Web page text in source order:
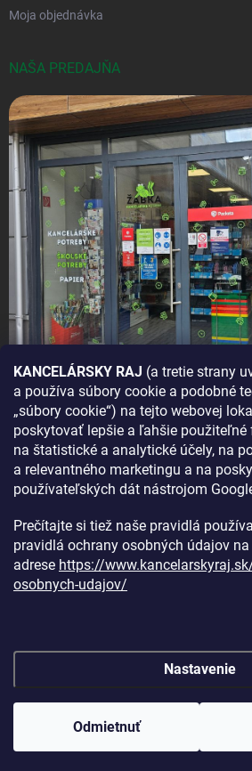
KANCELÁRSKY RAJ (a tretie strany
a používa súbory cookie a podobné
„súbory cookie“) na tejto webovej
poskytovať lepšie a ľahšie použiteľné
na štatistické a analytické účely, na
a relevantného marketingu a na
používateľských dát nástrojom
Prečítajte si tiež naše pravidlá
pravidlá ochrany osobných údajov na
adrese https://
osobnych-udajov/
Nastavenie
Odmietnuť
Moja objednávka
NAŠA PREDAJŇA
AKO SA K NÁM DOSTANETE?
Vytvoril Shoptet
Copyright 2026Kancelársky raj. Všetky